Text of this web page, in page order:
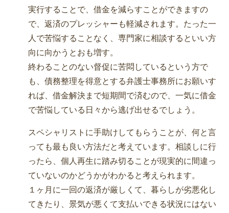
実行することで、借金を減らすことができますの
で、返済のプレッシャーも軽減されます。たった一
人で苦悩することなく、専門家に相談するといい方
向に向かうとおも増す。
終わることのない督促に苦悶しているという方で
も、債務整理を得意とする弁護士事務所にお願いす
れば、借金解決まで短期間で済むので、一気に借金
で苦悩している日々から逃げ出せるでしょう。
スペシャリストに手助けしてもらうことが、何と言
っても最も良い方法だと考えています。相談しに行
ったら、個人再生に踏み切ることが現実的に間違っ
ていないのかどうかがわかると考えられます。
１ヶ月に一回の返済が厳しくて、暮らしが劣悪化し
てきたり、景気が悪くて支払いできる状況にはない